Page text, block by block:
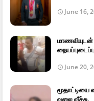
June 16,
June 20,
மூதாட்டியை
வலை வீச்சு.